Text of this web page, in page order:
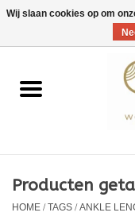
EUR/GBP/USD
Home
Kids
Producten
HOME/TAGS/ANKLE
Wij slaan cookies op om